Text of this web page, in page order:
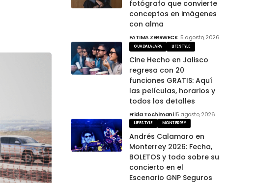
fotógrafo que convierte
conceptos en imágenes
con alma
FATIMA ZERRWECK 5 agosto, 2026
GUADALAJARA LIFESTYLE
Cine Hecho en Jalisco
regresa con 20
funciones GRATIS: Aquí
las películas, horarios y
todos los detalles
Frida Tochimani 5 agosto, 2026
LIFESTYLE MONTERREY
Andrés Calamaro en
Monterrey 2026: Fecha,
BOLETOS y todo sobre su
concierto en el
Escenario GNP Seguros